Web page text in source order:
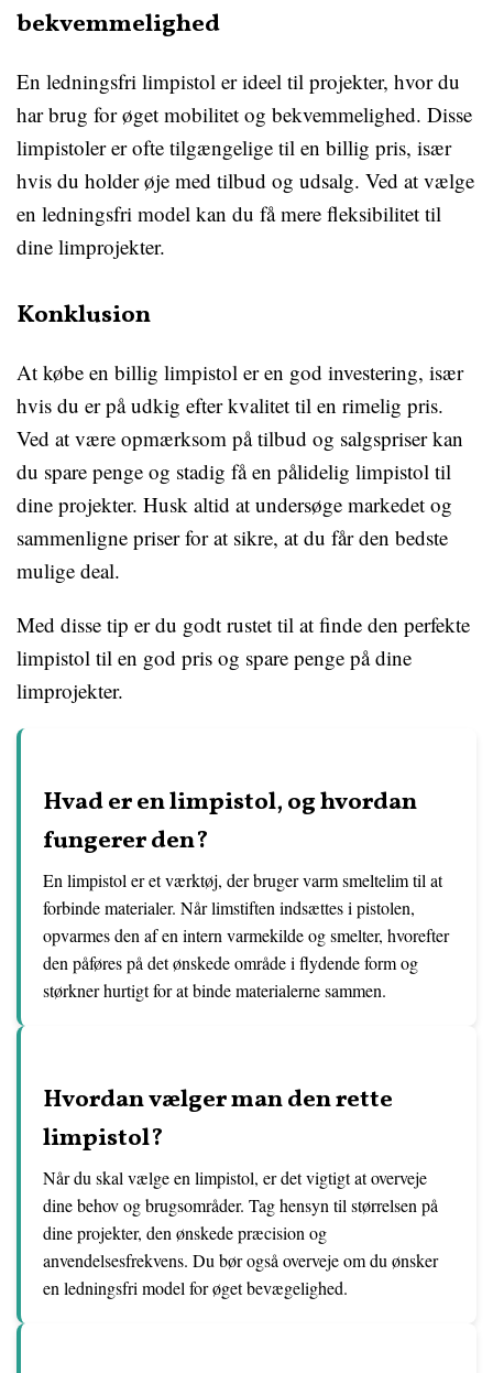
bekvemmelighed
En ledningsfri limpistol er ideel til projekter, hvor du
har brug for øget mobilitet og bekvemmelighed. Disse
limpistoler er ofte tilgængelige til en billig pris, især
hvis du holder øje med tilbud og udsalg. Ved at vælge
en ledningsfri model kan du få mere fleksibilitet til
dine limprojekter.
Konklusion
At købe en billig limpistol er en god investering, især
hvis du er på udkig efter kvalitet til en rimelig pris.
Ved at være opmærksom på tilbud og salgspriser kan
du spare penge og stadig få en pålidelig limpistol til
dine projekter. Husk altid at undersøge markedet og
sammenligne priser for at sikre, at du får den bedste
mulige deal.
Med disse tip er du godt rustet til at finde den perfekte
limpistol til en god pris og spare penge på dine
limprojekter.
Hvad er en limpistol, og hvordan
fungerer den?
En limpistol er et værktøj, der bruger varm smeltelim til at
forbinde materialer. Når limstiften indsættes i pistolen,
opvarmes den af en intern varmekilde og smelter, hvorefter
den påføres på det ønskede område i flydende form og
størkner hurtigt for at binde materialerne sammen.
Hvordan vælger man den rette
limpistol?
Når du skal vælge en limpistol, er det vigtigt at overveje
dine behov og brugsområder. Tag hensyn til størrelsen på
dine projekter, den ønskede præcision og
anvendelsesfrekvens. Du bør også overveje om du ønsker
en ledningsfri model for øget bevægelighed.